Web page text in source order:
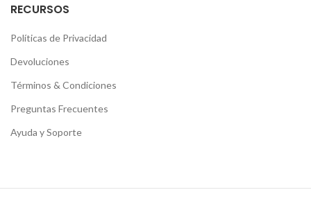
RECURSOS
Políticas de Privacidad
Devoluciones
Términos & Condiciones
Preguntas Frecuentes
Ayuda y Soporte